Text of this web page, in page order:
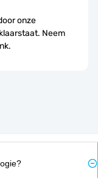
onze
Neem